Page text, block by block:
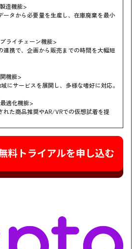
造機能>
ータから必要量を生産し、在庫廃棄を最小
ライチェーン機能>
連携で、企画から販売までの時間を大幅短
機能>
にサービスを展開し、多様な嗜好に対応。
適化機能>
れた商品推奨やAR/VRでの仮想試着を提